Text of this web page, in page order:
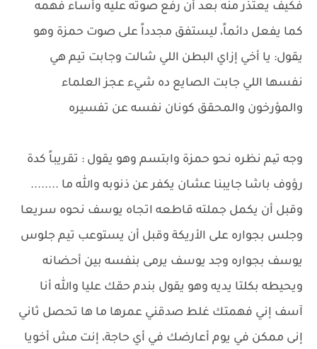
فكيف يعتذر منه بعد أن رفع صوته عليه وأساء فهمه
كما يفعل دائماً، ليستفق مجدداً على صوت حمزة وهو
يقول: يا أخي إزاي البطن اللي شالت وجابت تيم هي
نفسها اللي جابت الصايع ده شيء عجز العلماء
والمؤرخون والمحقق كونان نفسه عن تفسيره
وجه تیم نظره نحو حمزة وابتسم وهو يقول : تقريباً كدة
رؤوف باشا جايبنا عشان يكفر عن ذنوبه والله ما ........
وقبل أن يكمل جملته قاطعه اتجاه يوسف نحوه سريعا
وجلس بجواره على الأريكة وقبل أن يستوعب تيم جلوس
يوسف بجواره وجد يوسف يرمى بنفسه بين أحضانه
ويحيطه بكلتا يديه وهو يقول بندم حقك عليا والله أنا
آسف إني فهمتك غلط صدقني عمرها ما ها تحصل ثاني
إنى ممكن في يوم أعارضك في أي حاجة، إنت مش أخويا